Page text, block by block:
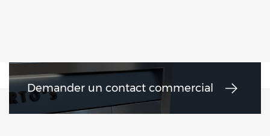
Demander un contact commercial